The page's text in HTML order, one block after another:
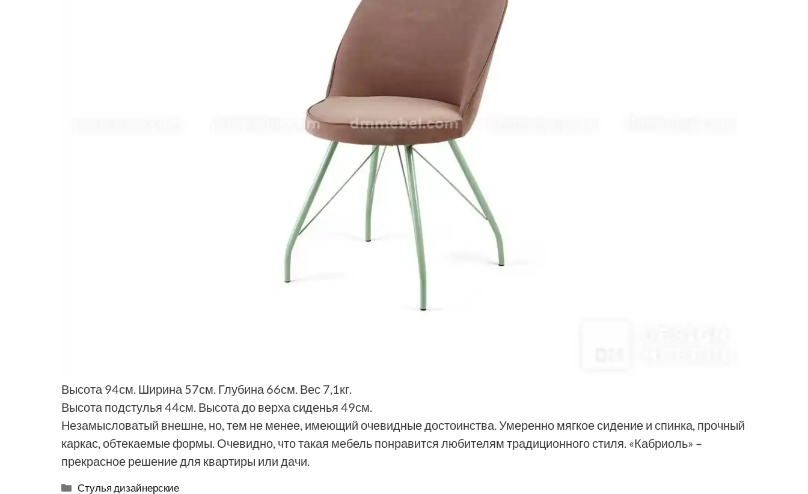
Высота 94см. Ширина 57см. Глубина 66см. Вес 7,1кг.
Высота подстулья 44см. Высота до верха сиденья 49см.
Незамысловатый внешне, но, тем не менее, имеющий очевидные достоинства. Умеренно мягкое сидение и спинка, прочный
каркас, обтекаемые формы. Очевидно, что такая мебель понравится любителям традиционного стиля. «Кабриоль» –
прекрасное решение для квартиры или дачи.
Рубрики
Стулья дизайнерские